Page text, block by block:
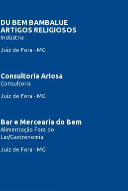
DU BEM BAMBALUE
ARTIGOS RELIGIOSOS
Indústria
Juiz de Fora - MG
Consultoria Ariosa
Consultoria
Juiz de Fora - MG
Bar e Mercearia do Bem
Alimentação Fora do
Lar/Gastronomia
Juiz de Fora - MG